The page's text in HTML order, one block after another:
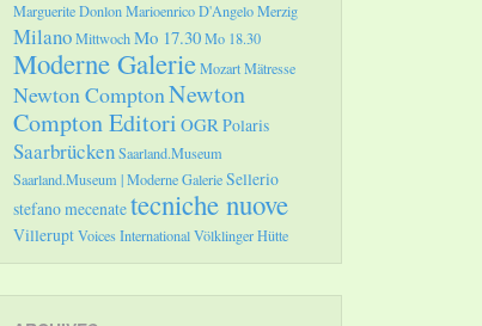
Marguerite DonlonMarioenrico D'AngeloMerzig
MilanoMittwochMo 17.30Mo 18.30
Moderne GalerieMozartMätresse
Newton ComptonNewton
Compton Editori OGRPolaris
SaarbrückenSaarland.Museum
Saarland.Museum | Moderne GalerieSellerio
stefano mecenatetecniche nuove
VilleruptVoices InternationalVölklinger Hütte